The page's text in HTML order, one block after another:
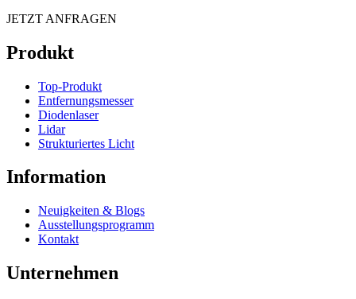
JETZT ANFRAGEN
Produkt
Top-Produkt
Entfernungsmesser
Diodenlaser
Lidar
Strukturiertes Licht
Information
Neuigkeiten & Blogs
Ausstellungsprogramm
Kontakt
Unternehmen